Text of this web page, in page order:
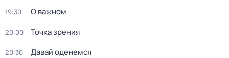
19:30 О важном
20:00 Точка зрения
20:30 Давай оденемся